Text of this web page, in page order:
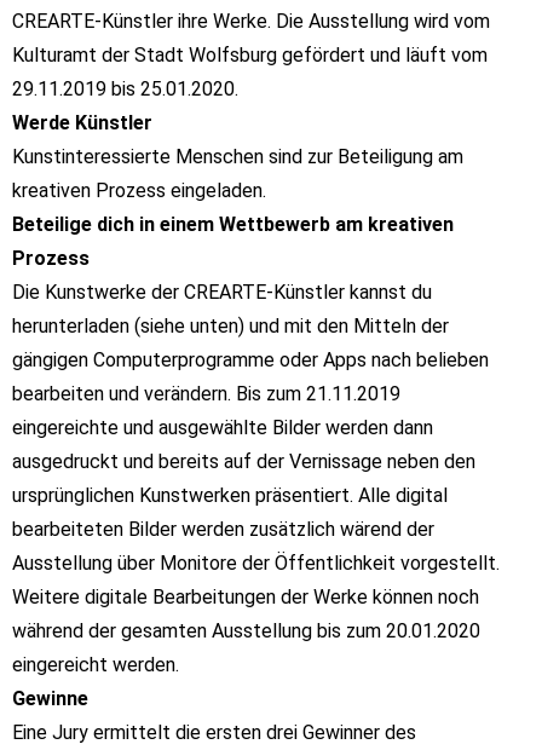
CREARTE-Künstler ihre Werke. Die Ausstellung wird vom
Kulturamt der Stadt Wolfsburg gefördert und läuft vom
29.11.2019 bis 25.01.2020.
Werde Künstler
Kunstinteressierte Menschen sind zur Beteiligung am
kreativen Prozess eingeladen.
Beteilige dich in einem Wettbewerb am kreativen
Prozess
Die Kunstwerke der CREARTE-Künstler kannst du
herunterladen (siehe unten) und mit den Mitteln der
gängigen Computerprogramme oder Apps nach belieben
bearbeiten und verändern. Bis zum 21.11.2019
eingereichte und ausgewählte Bilder werden dann
ausgedruckt und bereits auf der Vernissage neben den
ursprünglichen Kunstwerken präsentiert. Alle digital
bearbeiteten Bilder werden zusätzlich wärend der
Ausstellung über Monitore der Öffentlichkeit vorgestellt.
Weitere digitale Bearbeitungen der Werke können noch
während der gesamten Ausstellung bis zum 20.01.2020
eingereicht werden.
Gewinne
Eine Jury ermittelt die ersten drei Gewinner des